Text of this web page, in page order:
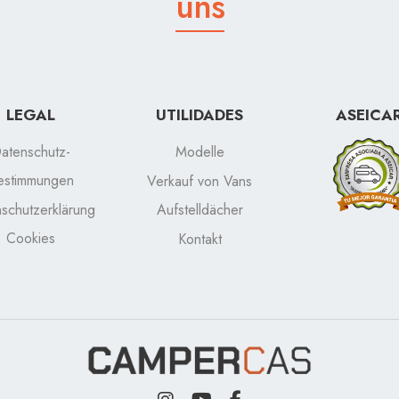
LEGAL
Cookies
UTILIDADES
Modelle
Verkauf von Vans
Aufstelldächer
Kontakt